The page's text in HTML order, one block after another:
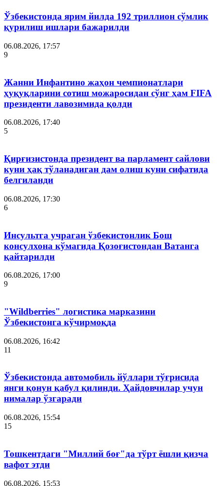
Ўзбекистонда ярим йилда 192 триллион сўмлик
қурилиш ишлари бажарилди
06.08.2026, 17:57
9
Жанни Инфантино жаҳон чемпионатлари
ҳуқуқларини сотиш можаросидан сўнг ҳам FIFA
президенти лавозимида қолди
06.08.2026, 17:40
5
Қирғизистонда президент ва парламент сайлови
куни ҳақ тўланадиган дам олиш куни сифатида
белгиланди
06.08.2026, 17:30
6
Инсультга учраган ўзбекистонлик Бош
консулхона кўмагида Қозоғистондан Ватанга
қайтарилди
06.08.2026, 17:00
9
"Wildberries" логистика марказини
Ўзбекистонга кўчирмоқда
06.08.2026, 16:42
11
Ўзбекистонда автомобиль йўллари тўғрисида
янги қонун қабул қилинди. Ҳайдовчилар учун
нималар ўзгаради
06.08.2026, 15:54
15
Тошкентдаги "Миллий боғ"да тўрт ёшли қизча
вафот этди
06.08.2026, 15:53